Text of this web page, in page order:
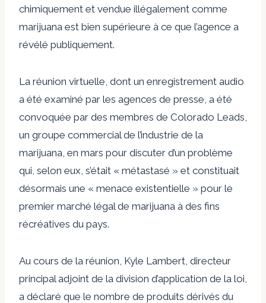
chimiquement et vendue illégalement comme
marijuana est bien supérieure à ce que l’agence a
révélé publiquement.
La réunion virtuelle, dont un enregistrement audio
a été examiné par les agences de presse, a été
convoquée par des membres de Colorado Leads,
un groupe commercial de l’industrie de la
marijuana, en mars pour discuter d’un problème
qui, selon eux, s’était « métastasé » et constituait
désormais une « menace existentielle » pour le
premier marché légal de marijuana à des fins
récréatives du pays.
Au cours de la réunion, Kyle Lambert, directeur
principal adjoint de la division d’application de la loi,
a déclaré que le nombre de produits dérivés du